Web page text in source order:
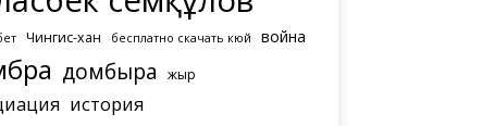
Чингис-хан бесплатно скачать кюй война
домбыра жыр
история